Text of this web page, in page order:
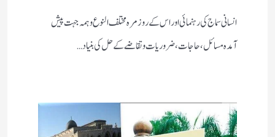
انسانی سماج کی رہنمائی اور اس کے روز مرہ مختلف النوع وہمہ جہت پیش
آمدہ مسائل ، حاجات ، ضروریات وتقاضے کے حل کی بنیاد…